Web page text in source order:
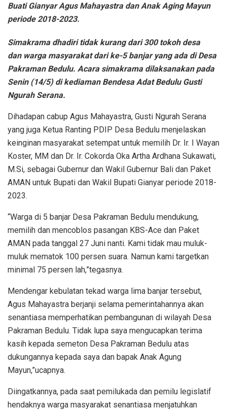
Buati Gianyar Agus Mahayastra dan Anak Aging Mayun
periode 2018-2023.
Simakrama dhadiri tidak kurang dari 300 tokoh desa
dan warga masyarakat dari ke-5 banjar yang ada di Desa
Pakraman Bedulu. Acara simakrama dilaksanakan pada
Senin (14/5) di kediaman Bendesa Adat Bedulu Gusti
Ngurah Serana.
Dihadapan cabup Agus Mahayastra, Gusti Ngurah Serana
yang juga Ketua Ranting PDIP Desa Bedulu menjelaskan
keinginan masyarakat setempat untuk memilih Dr. Ir. I Wayan
Koster, MM dan Dr. Ir. Cokorda Oka Artha Ardhana Sukawati,
M.Si, sebagai Gubernur dan Wakil Gubernur Bali dan Paket
AMAN untuk Bupati dan Wakil Bupati Gianyar periode 2018-
2023.
“Warga di 5 banjar Desa Pakraman Bedulu mendukung,
memilih dan mencoblos pasangan KBS-Ace dan Paket
AMAN pada tanggal 27 Juni nanti. Kami tidak mau muluk-
muluk mematok 100 persen suara. Namun kami targetkan
minimal 75 persen lah,”tegasnya.
Mendengar kebulatan tekad warga lima banjar tersebut,
Agus Mahayastra berjanji selama pemerintahannya akan
senantiasa memperhatikan pembangunan di wilayah Desa
Pakraman Bedulu. Tidak lupa saya mengucapkan terima
kasih kepada semeton Desa Pakraman Bedulu atas
dukungannya kepada saya dan bapak Anak Agung
Mayun,”ucapnya.
Diingatkannya, pada saat pemilukada dan pemilu legislatif
hendaknya warga masyarakat senantiasa menjatuhkan